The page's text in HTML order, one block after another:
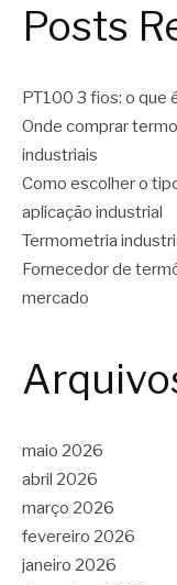
Posts
PT100 3 fios: o que
Onde comprar
industriais
Como escolher o
aplicação industrial
Termometria
Fornecedor de
mercado
maio 2026
abril 2026
março 2026
fevereiro 2026
janeiro 2026